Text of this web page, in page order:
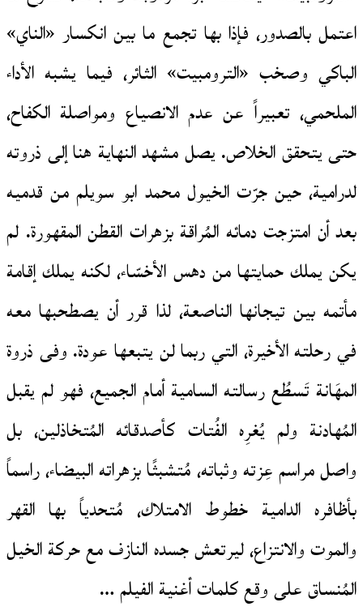
اعتمل بالصدور، فإذا بها تجمع ما بين انكسار «الناي»
الباكي وصخب «الترومبيت» الثائر، فيما يشبه الأداء
الملحمي، تعبيراً عن عدم الانصياع ومواصلة الكفاح،
حتى يتحقق الخلاص. يصل مشهد النهاية هنا إلى ذروته
لدرامية، حين جرّت الخيول محمد ابو سويلم من قدميه
بعد أن امتزجت دمائه المُراقة بزهرات القطن المقهورة. لم
يكن يملك حمايتها من دهس الأخسّاء، لكنه يملك إقامة
مأتمه بين تيجانها الناصعة، لذا قرر أن يصطحبها معه
في رحلته الأخيرة، التي ربما لن يتبعها عودة. وفى ذروة
المهَانة تَسطُع رسالته السامية أمام الجميع، فهو لم يقبل
المُهادنة ولم يُغرِه الفُتات كأصدقائه المُتخاذلين، بل
واصل مراسم عِزته وثباته، مُتشبثًا بزهراته البيضاء، راسماً
بأظافره الدامية خطوط الامتلاك، مُتحدياً بها القهر
والموت والانتزاع، ليرتعش جسده النازف مع حركة الخيل
المُنساق على وقع كلمات أغنية الفيلم …